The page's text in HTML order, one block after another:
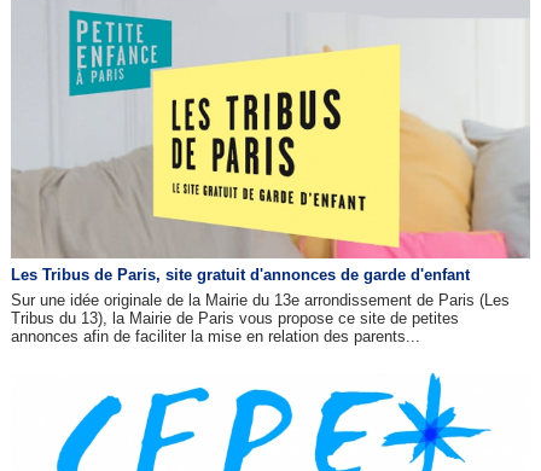
Les Tribus de Paris, site gratuit d'annonces de garde d'enfant
Sur une idée originale de la Mairie du 13e arrondissement de Paris (Les
Tribus du 13), la Mairie de Paris vous propose ce site de petites
annonces afin de faciliter la mise en relation des parents...